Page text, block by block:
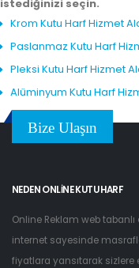
istediğinizi seçin.
Krom Kutu Harf Hizmet
Paslanmaz Kutu Harf
Pleksi Kutu Harf Hizmet
Alüminyum Kutu Harf
Bize Ulaşın
NEDEN ONLINE KUTU HARF
Online Reklam web tabanlı
internet sayesinde
fiyatlara yansıtarak sizlere